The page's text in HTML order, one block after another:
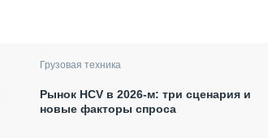
Грузовая техника
Рынок HCV в 2026-м: три сценария и
новые факторы спроса